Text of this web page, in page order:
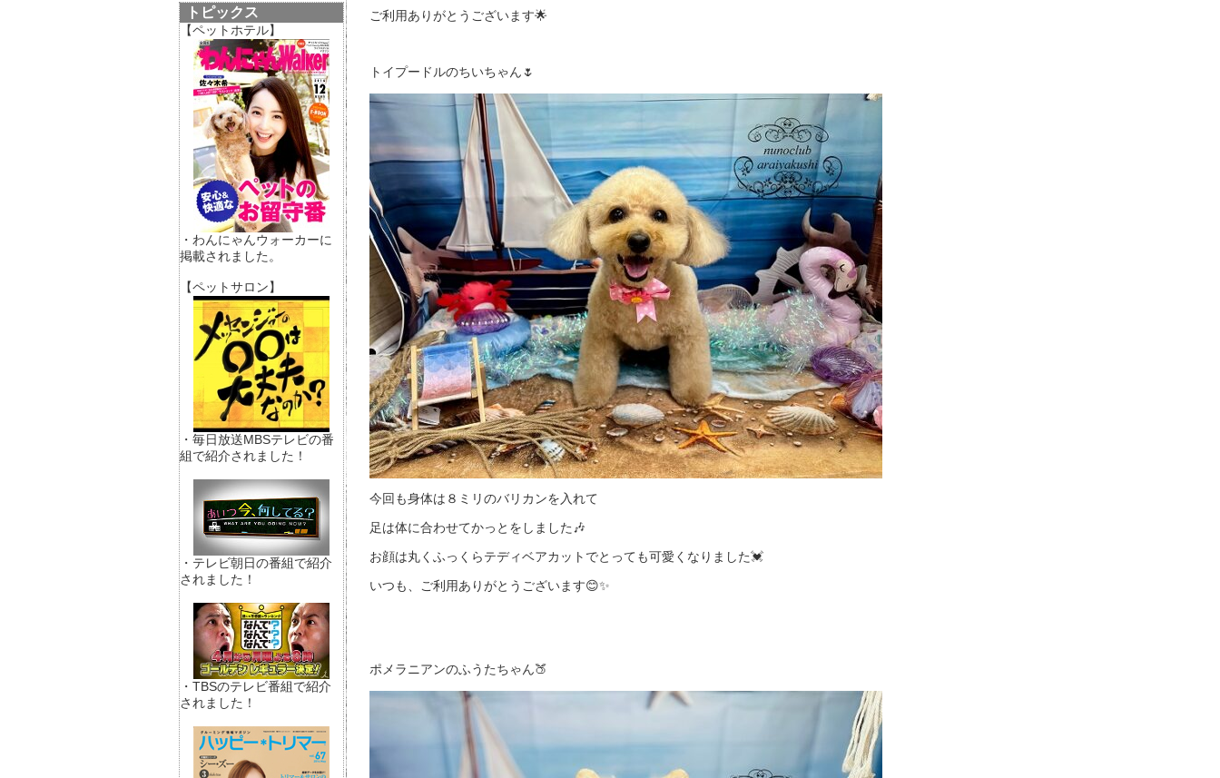
トピックス
【ペットホテル】
・わんにゃんウォーカーに
掲載されました。
【ペットサロン】
・毎日放送MBSテレビの番
組で紹介されました！
・テレビ朝日の番組で紹介
されました！
・TBSのテレビ番組で紹介
されました！
ご利用ありがとうございます🌟
トイプードルのちいちゃん🌷
今回も身体は８ミリのバリカンを入れて
足は体に合わせてかっとをしました🎶
お顔は丸くふっくらテディベアカットでとっても可愛くなりました💓
いつも、ご利用ありがとうございます😊✨
ポメラニアンのふうたちゃん🍑